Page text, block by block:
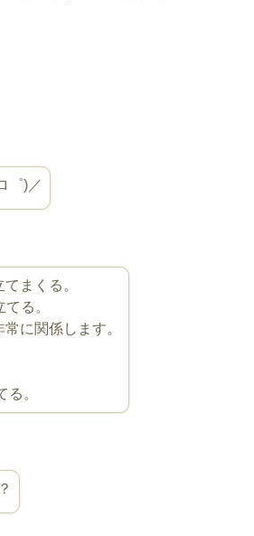
゜)／
まくる。
る。
に関係します。
。